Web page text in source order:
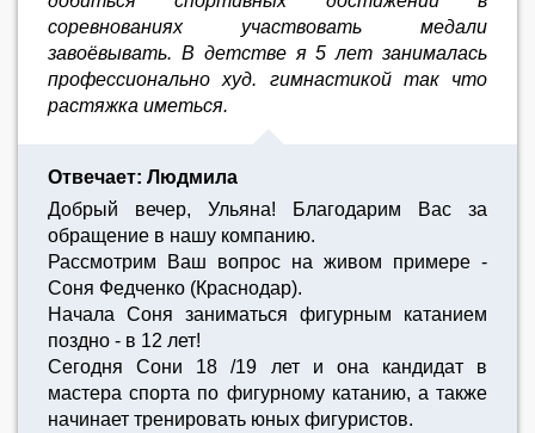
соревнованиях участвовать медали
завоёвывать. В детстве я 5 лет занималась
профессионально худ. гимнастикой так что
растяжка иметься.
Отвечает: Людмила
Добрый вечер, Ульяна! Благодарим Вас за
обращение в нашу компанию.
Рассмотрим Ваш вопрос на живом примере -
Соня Федченко (Краснодар).
Начала Соня заниматься фигурным катанием
поздно - в 12 лет!
Сегодня Сони 18 /19 лет и она кандидат в
мастера спорта по фигурному катанию, а также
начинает тренировать юных фигуристов.